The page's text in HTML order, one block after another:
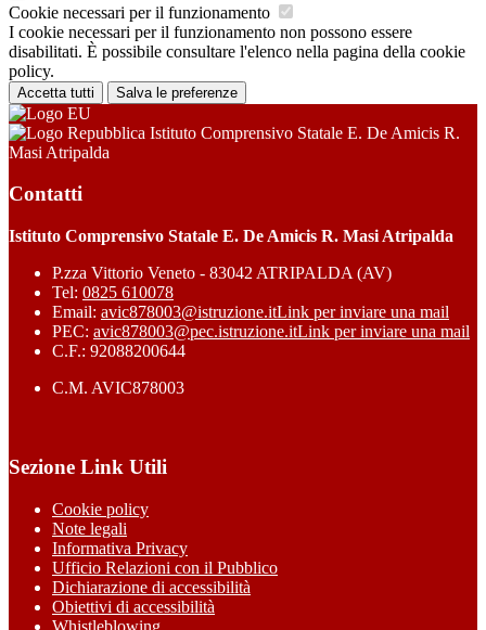
Cookie necessari per il funzionamento
I cookie necessari per il funzionamento non possono essere
disabilitati. È possibile consultare l'elenco nella pagina della cookie
policy.
Accetta tutti Salva le preferenze
Istituto Comprensivo Statale E. De Amicis R.
Masi Atripalda
Contatti
Istituto Comprensivo Statale E. De Amicis R. Masi Atripalda
P.zza Vittorio Veneto - 83042 ATRIPALDA (AV)
Tel: 0825 610078
Email: avic878003@istruzione.itLink per inviare una mail
PEC: avic878003@pec.istruzione.itLink per inviare una mail
C.F.: 92088200644
C.M. AVIC878003
Sezione Link Utili
Cookie policy
Note legali
Informativa Privacy
Ufficio Relazioni con il Pubblico
Dichiarazione di accessibilità
Obiettivi di accessibilità
Whistleblowing